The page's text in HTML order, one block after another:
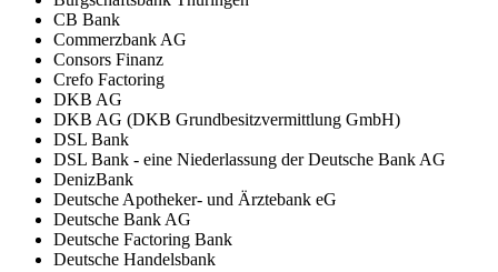
CB Bank
Commerzbank AG
Consors Finanz
Crefo Factoring
DKB AG
DKB AG (DKB Grundbesitzvermittlung GmbH)
DSL Bank
DSL Bank - eine Niederlassung der Deutsche Bank AG
DenizBank
Deutsche Apotheker- und Ärztebank eG
Deutsche Bank AG
Deutsche Factoring Bank
Deutsche Handelsbank